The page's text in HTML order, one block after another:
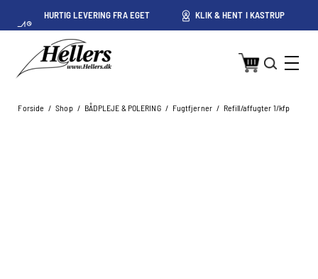
HURTIG LEVERING FRA EGET
LAGER I KASTRUP
KLIK & HENT I KASTRUP
Forside / Shop / BÅDPLEJE & POLERING / Fugtfjerner / Refill/affugter 1/kfp